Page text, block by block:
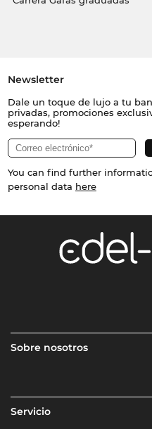
Newsletter
Dale un toque de lujo a tu
privadas, promociones
esperando!
You can find further
personal data here
Sobre nosotros
Servicio